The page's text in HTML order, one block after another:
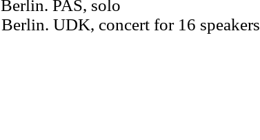
PAS, solo
UDK, concert for 16 speakers